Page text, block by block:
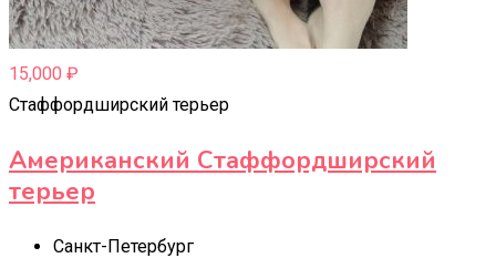
15,000 ₽
Стаффордширский терьер
Американский Стаффордширский
терьер
Санкт-Петербург